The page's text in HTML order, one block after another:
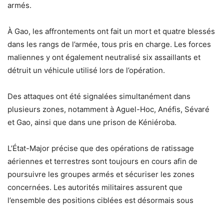
armés.
À Gao, les affrontements ont fait un mort et quatre blessés
dans les rangs de l’armée, tous pris en charge. Les forces
maliennes y ont également neutralisé six assaillants et
détruit un véhicule utilisé lors de l’opération.
Des attaques ont été signalées simultanément dans
plusieurs zones, notamment à Aguel-Hoc, Anéfis, Sévaré
et Gao, ainsi que dans une prison de Kéniéroba.
L’État-Major précise que des opérations de ratissage
aériennes et terrestres sont toujours en cours afin de
poursuivre les groupes armés et sécuriser les zones
concernées. Les autorités militaires assurent que
l’ensemble des positions ciblées est désormais sous